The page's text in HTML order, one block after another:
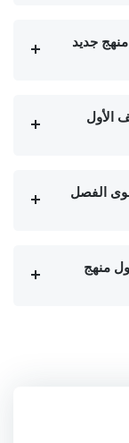
جديد
الأول
الفصل
منهج